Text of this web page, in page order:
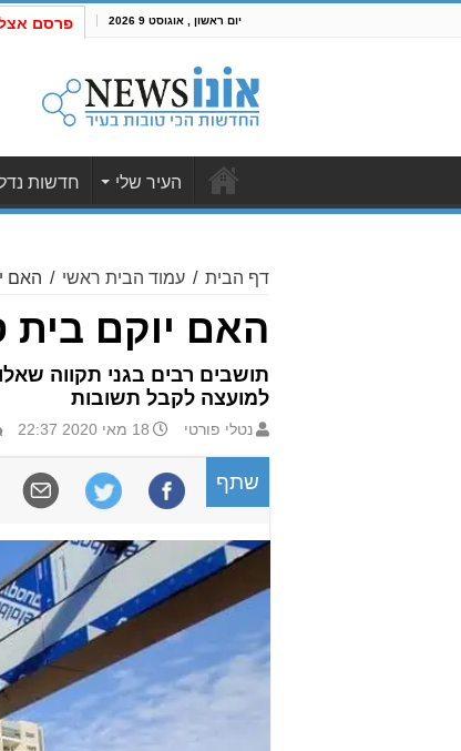
יום ראשון , אוגוסט 9 2026 פרסם
העיר שלי חדשות
דף הבית / עמוד הבית ראשי / האם
האם יוקם בית
תושבים רבים בגני תקווה
למועצה לקבל תשובות
נטלי פורטי 18 מאי 2020 22:37
שתף